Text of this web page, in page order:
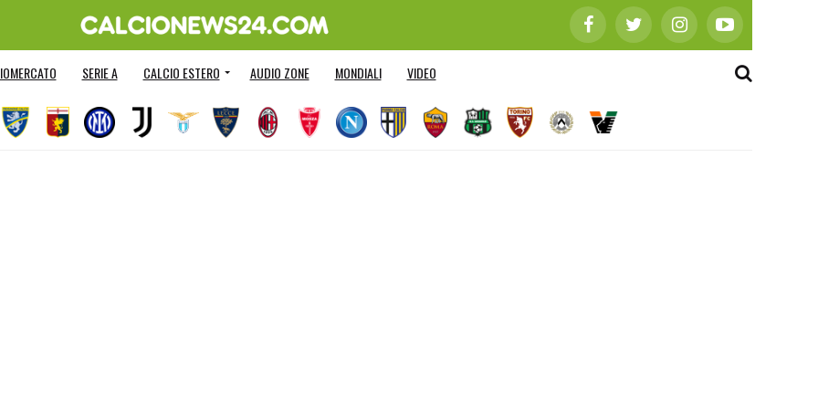
SERIE A CALCIO ESTERO AUDIO ZONE MONDIALI VIDEO